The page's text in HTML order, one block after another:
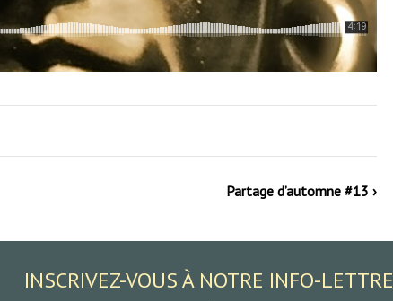
Partage d’automne #13 ›
INSCRIVEZ-VOUS À NOTRE INFO-LETTRE